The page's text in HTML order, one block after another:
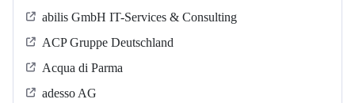
abilis GmbH IT-Services & Consulting
ACP Gruppe Deutschland
Acqua di Parma
adesso AG